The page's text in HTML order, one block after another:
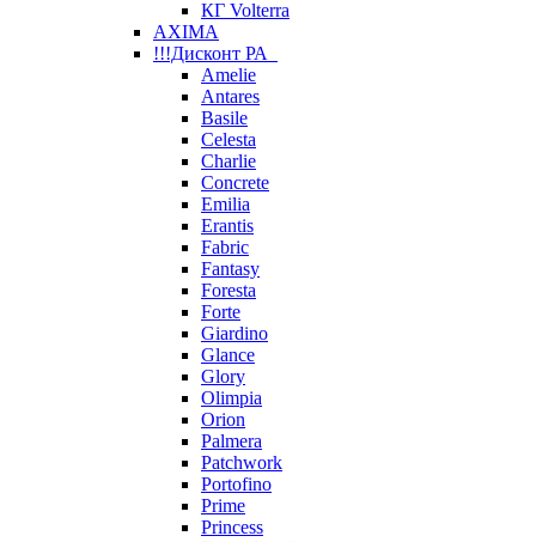
КГ Volterra
AXIMA
!!!Дисконт РА
Amelie
Antares
Basile
Celesta
Charlie
Concrete
Emilia
Erantis
Fabric
Fantasy
Foresta
Forte
Giardino
Glance
Glory
Olimpia
Orion
Palmera
Patchwork
Portofino
Prime
Princess